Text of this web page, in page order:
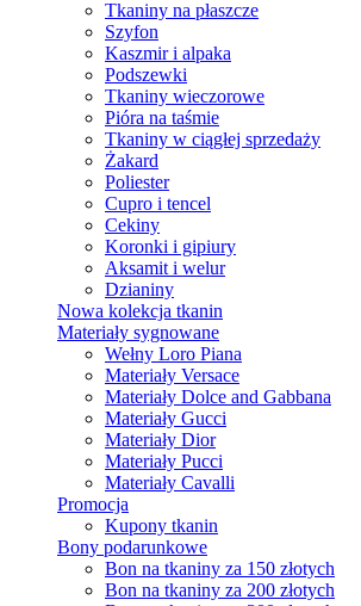
Tkaniny na płaszcze
Szyfon
Kaszmir i alpaka
Podszewki
Tkaniny wieczorowe
Pióra na taśmie
Tkaniny w ciągłej sprzedaży
Żakard
Poliester
Cupro i tencel
Cekiny
Koronki i gipiury
Aksamit i welur
Dzianiny
Nowa kolekcja tkanin
Materiały sygnowane
Wełny Loro Piana
Materiały Versace
Materiały Dolce and Gabbana
Materiały Gucci
Materiały Dior
Materiały Pucci
Materiały Cavalli
Promocja
Kupony tkanin
Bony podarunkowe
Bon na tkaniny za 150 złotych
Bon na tkaniny za 200 złotych